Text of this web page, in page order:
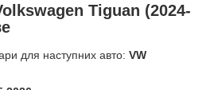
Tiguan (2024-
для наступних авто: VW